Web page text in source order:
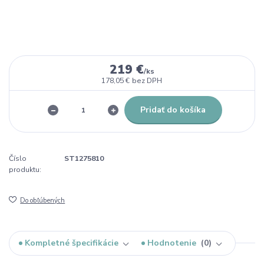
219 €/ks
178,05 € bez DPH
Pridať do košíka
Číslo
produktu:
ST1275810
Do obľúbených
Kompletné špecifikácie Hodnotenie 0